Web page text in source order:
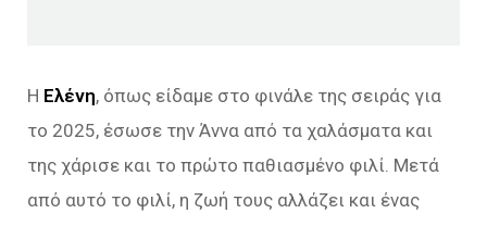
Η Ελένη, όπως είδαμε στο φινάλε της σειράς για
το 2025, έσωσε την Άννα από τα χαλάσματα και
της χάρισε και το πρώτο παθιασμένο φιλί. Μετά
από αυτό το φιλί, η ζωή τους αλλάζει και ένας